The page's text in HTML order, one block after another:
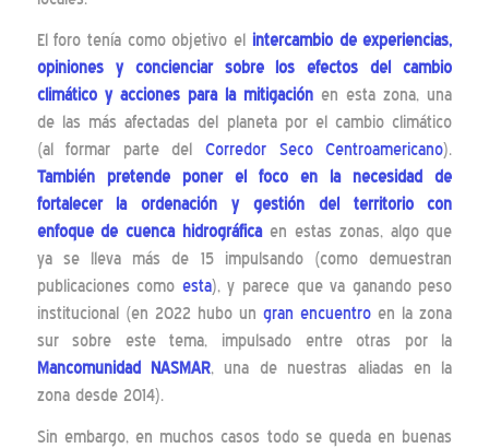
El foro tenía como objetivo el intercambio de experiencias,
opiniones y concienciar sobre los efectos del cambio
climático y acciones para la mitigación en esta zona, una
de las más afectadas del planeta por el cambio climático
(al formar parte delCorredor Seco Centroamericano).
También pretende poner el foco en la necesidad de
fortalecer la ordenación y gestión del territorio con
enfoque de cuenca hidrográficaen estas zonas, algo que
ya se lleva más de 15 impulsando (como demuestran
publicaciones como esta), y parece que va ganando peso
institucional (en 2022 hubo ungran encuentro en la zona
sur sobre este tema, impulsado entre otras por la
Mancomunidad NASMAR, una de nuestras aliadas en la
zona desde 2014).
Sin embargo, en muchos casos todo se queda en buenas